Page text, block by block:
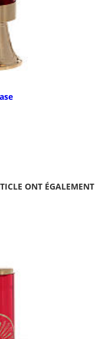
ONT ÉGALEMENT